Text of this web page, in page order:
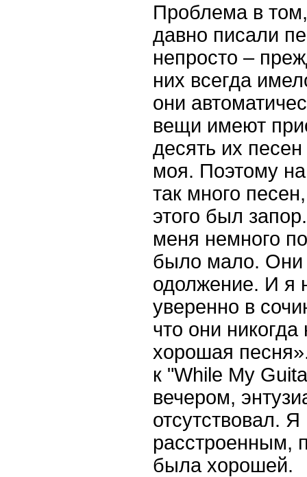
Проблема в
давно писали
непросто –
них всегда
они
вещи имеют
десять их
моя. Поэтому
так много
этого был
меня немного
было мало. Они
одолжение. И я
уверенно в
что они
хорошая
к "While My
вечером,
отсутствовал.
расстроенным,
была хорошей.